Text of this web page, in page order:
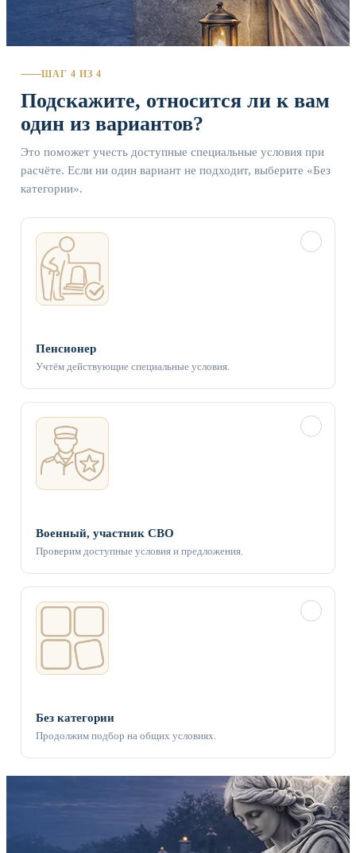
ШАГ 4 ИЗ 4
Подскажите, относится ли к вам
один из вариантов?
Это поможет учесть доступные специальные условия при
расчёте. Если ни один вариант не подходит, выберите «Без
категории».
Пенсионер
Учтём действующие специальные условия.
Военный, участник СВО
Проверим доступные условия и предложения.
Без категории
Продолжим подбор на общих условиях.